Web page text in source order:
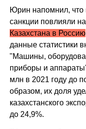
Юрин напомнил, что
санкции повлияли
Казахстана в Россию
данные статистики
"Машины,
приборы и
млн в 2021 году до
образом, их доля
казахстанского
до 24,9%.